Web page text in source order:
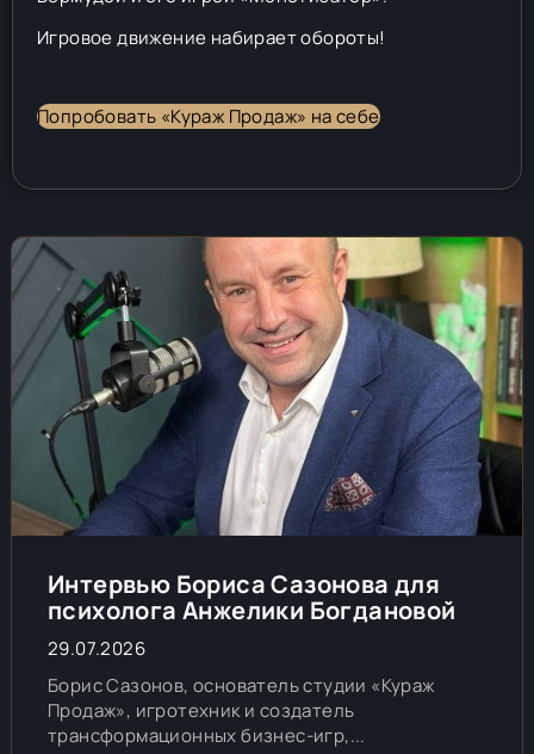
Игровое движение набирает обороты!
Попробовать «Кураж Продаж» на себе
Интервью Бориса Сазонова для
психолога Анжелики Богдановой
29.07.2026
Борис Сазонов, основатель студии «Кураж
Продаж», игротехник и создатель
трансформационных бизнес-игр,...